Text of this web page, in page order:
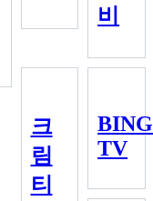
비
크
림
티
BING
TV